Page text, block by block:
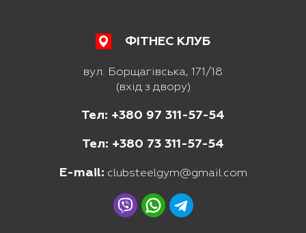
ФІТНЕС КЛУБ
вул. Борщагівська, 171/18
(вхід з двору)
Тел: +380 97 311-57-54
Тел: +380 73 311-57-54
E-mail: clubsteelgym@gmail.com